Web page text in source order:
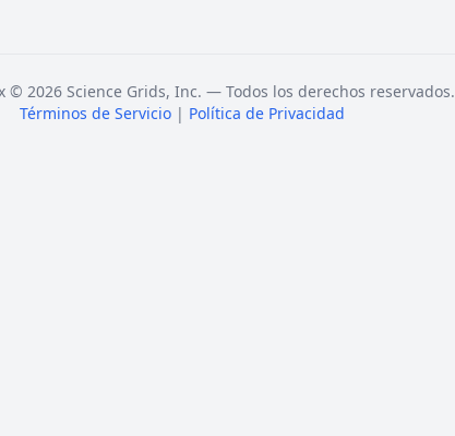
© 2026 Science Grids, Inc. — Todos los derechos reservados.
Términos de Servicio | Política de Privacidad